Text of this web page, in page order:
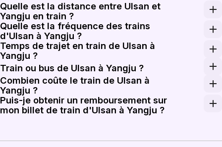
Quelle est la distance entre Ulsan et
Yangju en train ?
La distance entre Ulsan et Yangju en train est
Quelle est la fréquence des trains
d'Ulsan à Yangju ?
Les trains d'Ulsan à Yangju circulent régulièrement
Temps de trajet en train de Ulsan à
Yangju ?
Le trajet de Ulsan à Yangju prend généralement
Train ou bus de Ulsan à Yangju ?
Bien que les bus puissent offrir un tarif inférieur,
Combien coûte le train de Ulsan à
Yangju ?
Le train de Ulsan à Yangju coûte entre 45 000 KRW
Puis-je obtenir un remboursement sur
mon billet de train d'Ulsan à Yangju ?